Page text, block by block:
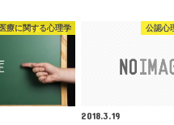
療に関する心理学 公認心
2018.3.19